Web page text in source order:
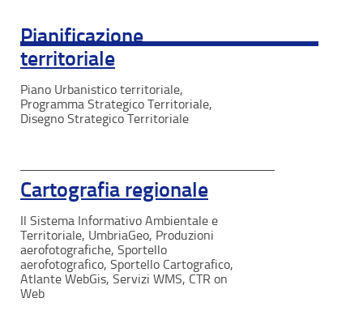
Pianificazione
territoriale
Piano Urbanistico territoriale,
Programma Strategico Territoriale,
Disegno Strategico Territoriale
Cartografia regionale
Il Sistema Informativo Ambientale e
Territoriale, UmbriaGeo, Produzioni
aerofotografiche, Sportello
aerofotografico, Sportello Cartografico,
Atlante WebGis, Servizi WMS, CTR on
Web